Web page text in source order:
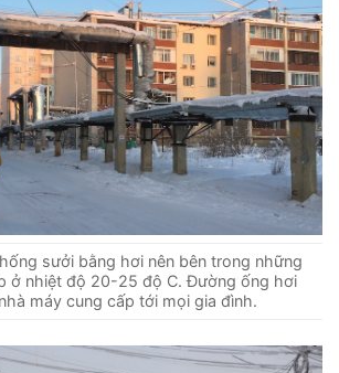
sưởi bằng hơi nên bên trong những
ở nhiệt độ 20-25 độ C. Đường ống hơi
máy cung cấp tới mọi gia đình.